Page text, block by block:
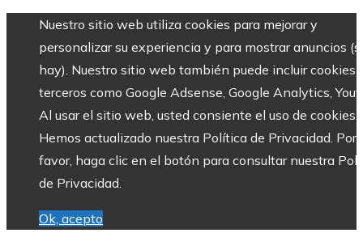
Nuestro sitio web utiliza cookies para mejorar y
personalizar su experiencia y para mostrar anuncios
hay). Nuestro sitio web también puede incluir cookies
terceros como Google Adsense, Google Analytics,
Al usar el sitio web, usted consiente el uso de cookies.
Hemos actualizado nuestra Política de Privacidad. Por
favor, haga clic en el botón para consultar nuestra
de Privacidad.
Ok, acepto